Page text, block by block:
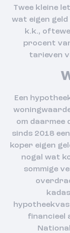
Twee kleine
wat eigen
k.k.,
procent
tarieven
Een
om daarmee
sinds 2018
koper eigen
nogal wat
sommige
financieel